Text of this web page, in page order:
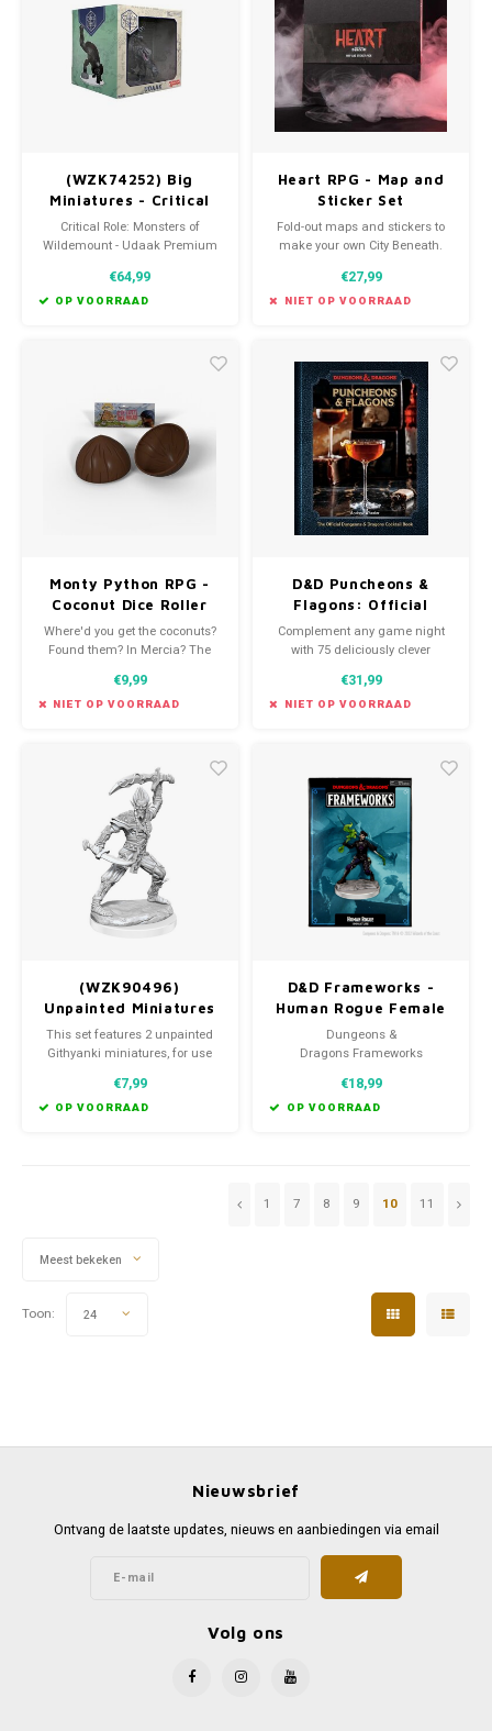
(WZK74252) Big
Miniatures - Critical
Role: Udaak (Painted)
Critical Role: Monsters of
Wildemount - Udaak Premium
and ferocious Udaak straight
from Exandria.
€64,99
OP VOORRAAD
Heart RPG - Map and
Sticker Set
Fold-out maps and stickers to
make your own City Beneath.
€27,99
NIET OP VOORRAAD
Monty Python RPG -
Coconut Dice Roller
Where'd you get the coconuts?
Found them? In Mercia? The
€9,99
NIET OP VOORRAAD
D&D Puncheons &
Flagons: Official
Cocktail Book
Complement any game night
with 75 deliciously clever
cocktails and bar bites to
sustain any group of players for
€31,99
NIET OP VOORRAAD
(WZK90496)
Unpainted Miniatures
- Githyanki 2 (5E)
This set features 2 unpainted
Githyanki miniatures, for use
tabletop roleplaying game!
€7,99
OP VOORRAAD
D&D Frameworks -
Human Rogue Female
Dungeons &
Dragons Frameworks
customizable figures, created
with more experienced hobby
€18,99
OP VOORRAAD
Meest bekeken
1 7 8 9 10 11
Toon: 24
Nieuwsbrief
Ontvang de laatste updates, nieuws en aanbiedingen via email
Volg ons